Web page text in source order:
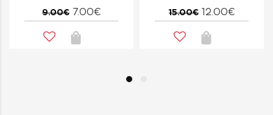
9.00€ 7.00€ 15.00€ 12.00€